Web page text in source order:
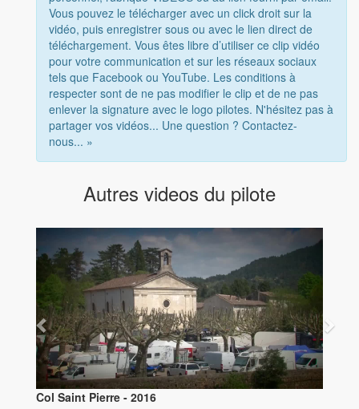
Vous pouvez le télécharger avec un click droit sur la
vidéo, puis enregistrer sous ou avec le lien direct de
téléchargement. Vous êtes libre d’utiliser ce clip vidéo
pour votre communication et sur les réseaux sociaux
tels que Facebook ou YouTube. Les conditions à
respecter sont de ne pas modifier le clip et de ne pas
enlever la signature avec le logo pilotes. N'hésitez pas à
partager vos vidéos... Une question ? Contactez-
nous... »
Autres videos du pilote
Col Saint Pierre - 2016